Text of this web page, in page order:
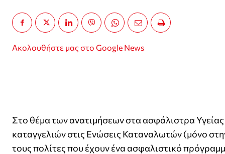
Ακολουθήστε μας στο Google News
Στο θέμα των ανατιμήσεων στα ασφάλιστρα
καταγγελιών στις Ενώσεις Καταναλωτών (μόνο
τους πολίτες που έχουν ένα ασφαλιστικό